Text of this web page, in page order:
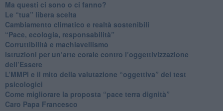
​Ma questi ci sono o ci fanno?
​Le “tua” libera scelta
Cambiamento climatico e realtà sostenibili
“Pace, ecologia, responsabilità”
​Corruttibilità e machiavellismo
Istruzioni per un’arte corale contro l’oggettivizzazione
dell’Essere
​L’MMPI e il mito della valutazione “oggettiva” dei test
psicologici
Come migliorare la proposta “pace terra dignità”
Caro Papa Francesco